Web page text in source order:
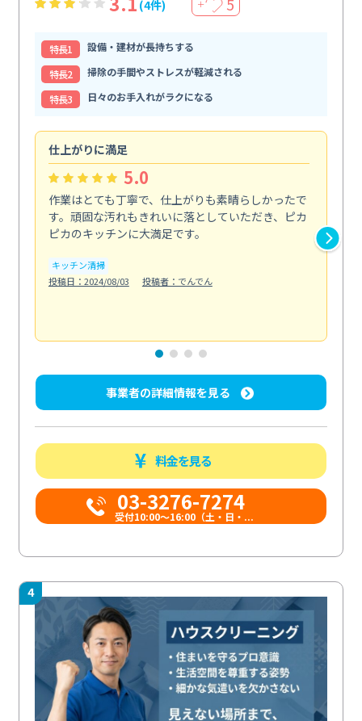
(4件) ＋ 5
特⻑1
設備・建材が長持ちする
特⻑2
掃除の手間やストレスが軽減される
特⻑3
日々のお手入れがラクになる
仕上がりに満足
5.0
作業はとても丁寧で、仕上がりも素晴らしかったで
す。頑固な汚れもきれいに落としていただき、ピカ
ピカのキッチンに大満足です。
キッチン清掃
投稿日：2024/08/03
投稿者：でんでん
事業者の詳細情報を見る
料金を見る
03-3276-7274
受付10:00〜16:00（土・日・...
4